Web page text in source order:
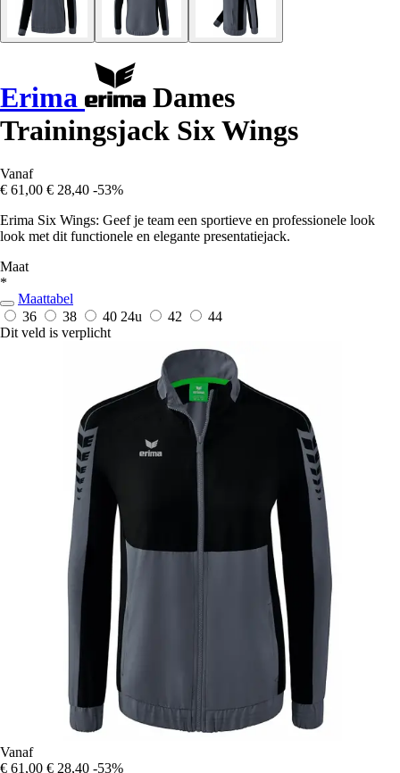
Erima
Dames
Trainingsjack Six Wings
Vanaf
€ 61,00 € 28,40 -53%
Erima Six Wings: Geef je team een sportieve en professionele look
look met dit functionele en elegante presentatiejack.
Maat
*
Maattabel
36
38 40 24u 42
44
Dit veld is verplicht
Vanaf
€ 61,00 € 28,40 -53%